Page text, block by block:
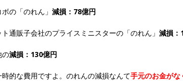
の「のれん」 減損：78億円
通販子会社のプライスミニスターの「のれん」 減損：
減損：130億円
時的な費用ですよ。のれんの減損なんて手元のお金が